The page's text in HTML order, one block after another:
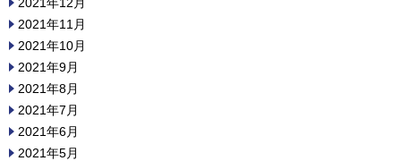
2021年11月
2021年10月
2021年9月
2021年8月
2021年7月
2021年6月
2021年5月